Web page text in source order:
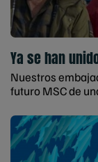
Ya se han
Nuestros
futuro MSC de